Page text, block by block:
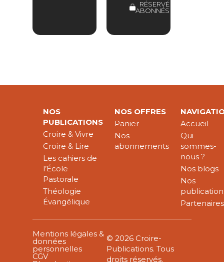
RÉSERVÉ
ABONNÉS
NOS
PUBLICATIONS
Croire & Vivre
Croire & Lire
Les cahiers de
l’École
Pastorale
Théologie
Évangélique
NOS OFFRES
Panier
Nos
abonnements
Accueil
Qui
sommes-
nous ?
Nos blogs
Nos
Partenaires
Mentions légales &
données
personnelles
CGV
© 2026 Croire-
Publications. Tous
droits réservés.